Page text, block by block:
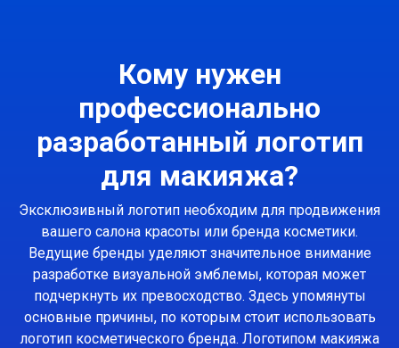
Кому нужен
профессионально
разработанный логотип
для макияжа?
Эксклюзивный логотип необходим для продвижения
вашего салона красоты или бренда косметики.
Ведущие бренды уделяют значительное внимание
разработке визуальной эмблемы, которая может
подчеркнуть их превосходство. Здесь упомянуты
основные причины, по которым стоит использовать
логотип косметического бренда. Логотипом макияжа